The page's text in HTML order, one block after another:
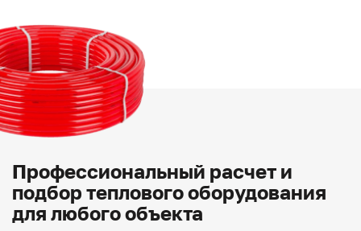
Профессиональный расчет и
подбор теплового оборудования
для любого объекта